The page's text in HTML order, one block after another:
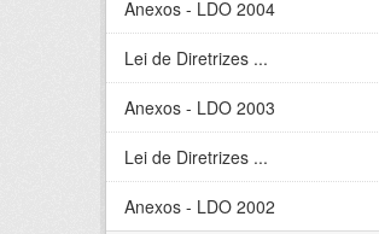
Anexos - LDO 2004
Lei de Diretrizes ...
Anexos - LDO 2003
Lei de Diretrizes ...
Anexos - LDO 2002